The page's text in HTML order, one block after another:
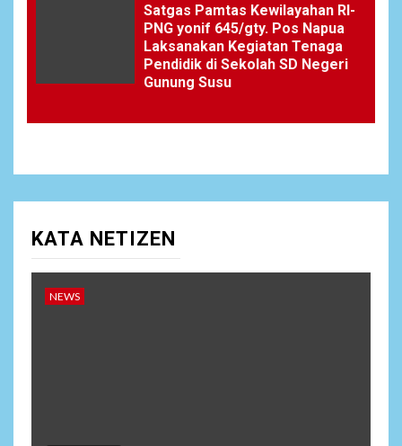
Satgas Pamtas Kewilayahan RI-
PNG yonif 645/gty. Pos Napua
Laksanakan Kegiatan Tenaga
Pendidik di Sekolah SD Negeri
Gunung Susu
KATA NETIZEN
NEWS